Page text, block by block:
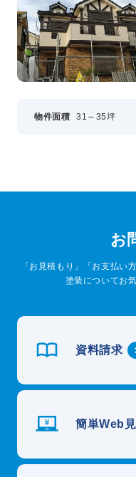
物件面積 31～35坪
お
「お見積もり」「お支払い
塗装についてお
資料請求
簡単Web